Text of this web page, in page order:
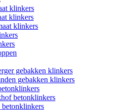
klinkers
klinkers
klinkers
gebakken klinkers
gebakken klinkers
betonklinkers